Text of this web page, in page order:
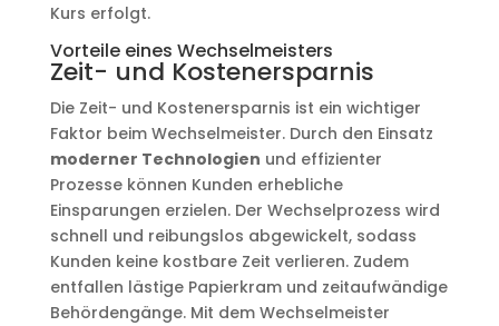
Kurs erfolgt.
Vorteile eines Wechselmeisters
Zeit- und Kostenersparnis
Die Zeit- und Kostenersparnis ist ein wichtiger
Faktor beim Wechselmeister. Durch den Einsatz
moderner Technologien und effizienter
Prozesse können Kunden erhebliche
Einsparungen erzielen. Der Wechselprozess wird
schnell und reibungslos abgewickelt, sodass
Kunden keine kostbare Zeit verlieren. Zudem
entfallen lästige Papierkram und zeitaufwändige
Behördengänge. Mit dem Wechselmeister